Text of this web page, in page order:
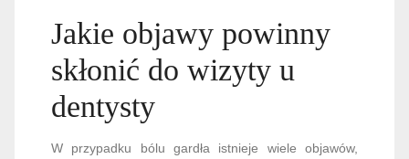
Jakie objawy powinny
skłonić do wizyty u
dentysty
W przypadku bólu gardła istnieje wiele objawów,